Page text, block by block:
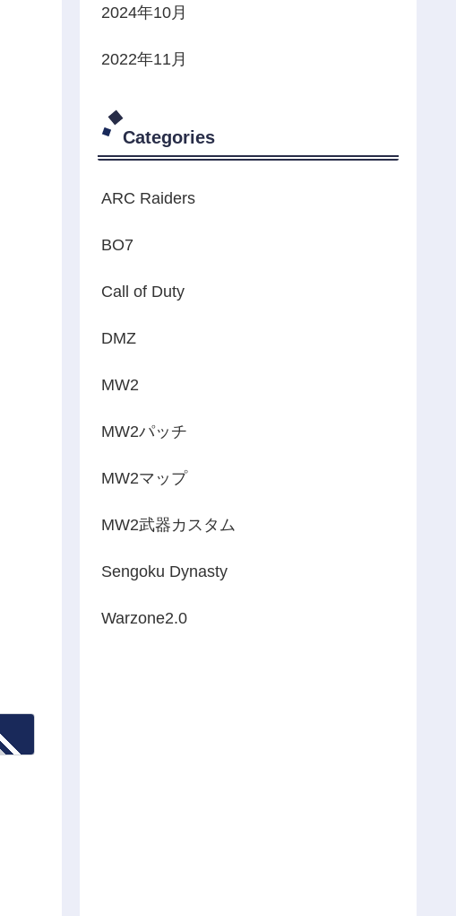
2024年10月
2022年11月
Categories
ARC Raiders
BO7
Call of Duty
DMZ
MW2
MW2パッチ
MW2マップ
MW2武器カスタム
Sengoku Dynasty
Warzone2.0